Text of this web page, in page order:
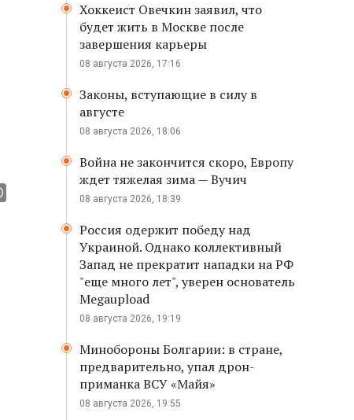
Хоккеист Овечкин заявил, что
будет жить в Москве после
завершения карьеры
08 августа 2026, 17:16
Законы, вступающие в силу в
августе
08 августа 2026, 18:06
Война не закончится скоро, Европу
ждет тяжелая зима — Вучич
08 августа 2026, 18:39
Россия одержит победу над
Украиной. Однако коллективный
Запад не прекратит нападки на РФ
"еще много лет", уверен основатель
Megaupload
08 августа 2026, 19:19
Минобороны Болгарии: в стране,
предварительно, упал дрон-
приманка ВСУ «Майя»
08 августа 2026, 19:55